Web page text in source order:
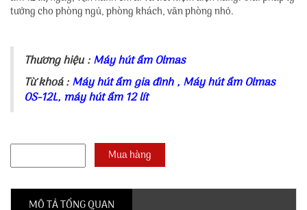
tưởng cho phòng ngủ, phòng khách, văn phòng nhỏ.
Thương hiệu :Máy hút ẩm Olmas
Từ khoá :Máy hút ẩm gia đình, Máy hút ẩm Olmas
OS-12L, máy hút ẩm 12 lít
MÔ TẢ TỔNG QUAN